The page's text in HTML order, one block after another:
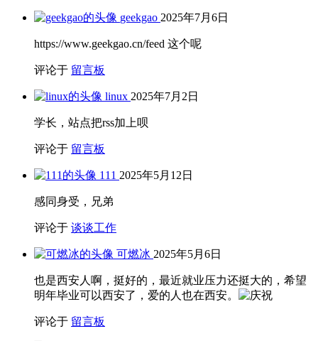
geekgao 2025年7月6日
https://www.geekgao.cn/feed 这个呢
评论于 留言板
linux 2025年7月2日
学长，站点把rss加上呗
评论于 留言板
111 2025年5月12日
感同身受，兄弟
评论于 谈谈工作
可燃冰 2025年5月6日
也是西安人啊，挺好的，最近就业压力还挺大的，希望
明年毕业可以西安了，爱的人也在西安。
评论于 留言板